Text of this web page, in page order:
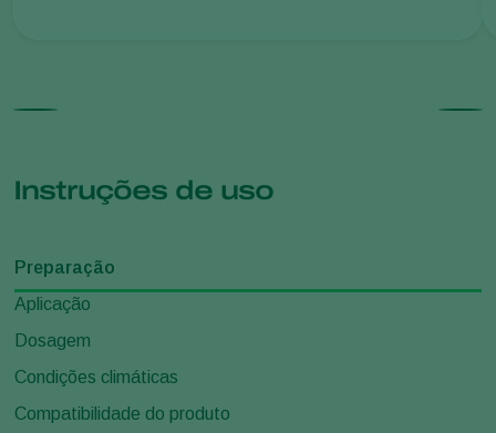
Instruções de uso
Preparação
Aplicação
Dosagem
Condições climáticas
Compatibilidade do produto